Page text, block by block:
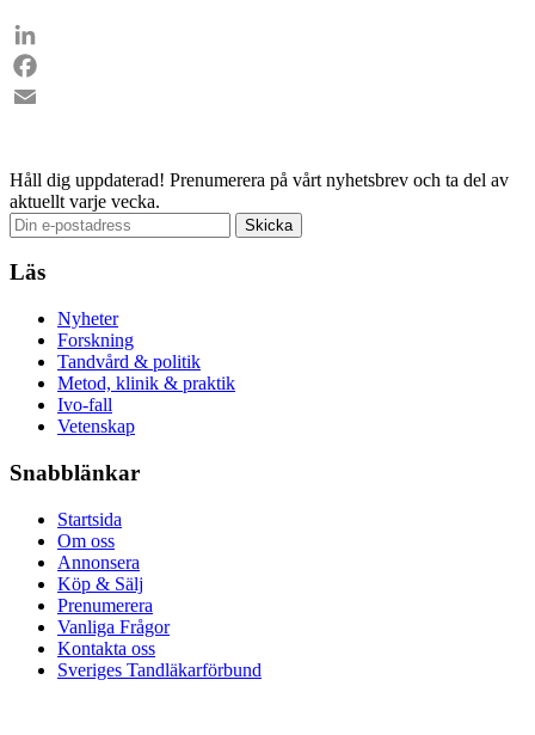
LinkedIn
Facebook
Håll dig uppdaterad! Prenumerera på vårt nyhetsbrev och ta del av
aktuellt varje vecka.
Läs
Nyheter
Forskning
Tandvård & politik
Metod, klinik & praktik
Ivo-fall
Vetenskap
Snabblänkar
Startsida
Om oss
Annonsera
Köp & Sälj
Prenumerera
Vanliga Frågor
Kontakta oss
Sveriges Tandläkarförbund